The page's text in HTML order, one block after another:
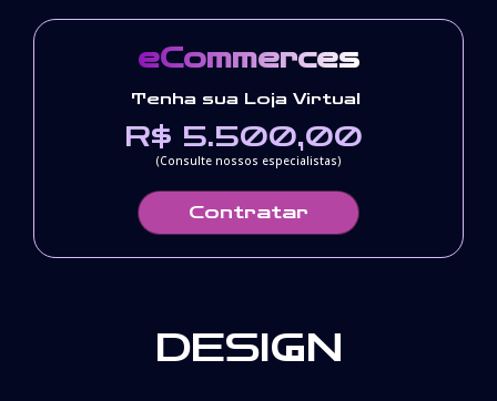
eCommerces
Tenha sua Loja Virtual
R$ 5.500,00
(Consulte nossos especialistas)
Contratar
DESIGN